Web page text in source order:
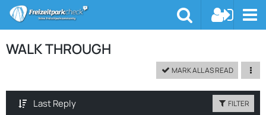
WALK THROUGH
MARK ALL AS READ
Last Reply FILTER